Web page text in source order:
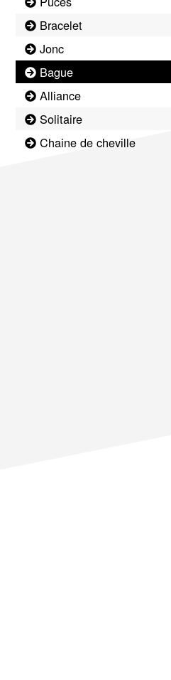
Bracelet
Jonc
Bague
Alliance
Solitaire
Chaine de cheville